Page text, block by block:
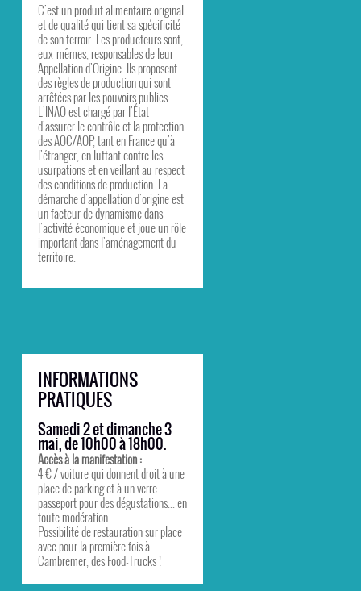
C'est un produit alimentaire original
et de qualité qui tient sa spécificité
de son terroir. Les producteurs sont,
eux-mêmes, responsables de leur
Appellation d'Origine. Ils proposent
des règles de production qui sont
arrêtées par les pouvoirs publics.
L'INAO est chargé par l'État
d'assurer le contrôle et la protection
des AOC/AOP, tant en France qu'à
l'étranger, en luttant contre les
usurpations et en veillant au respect
des conditions de production. La
démarche d'appellation d'origine est
un facteur de dynamisme dans
l'activité économique et joue un rôle
important dans l'aménagement du
territoire.
INFORMATIONS
PRATIQUES
Samedi 2 et dimanche 3
mai, de 10h00 à 18h00.
Accès à la manifestation :
4 € / voiture qui donnent droit à une
place de parking et à un verre
passeport pour des dégustations... en
toute modération.
Possibilité de restauration sur place
avec pour la première fois à
Cambremer, des Food-Trucks !